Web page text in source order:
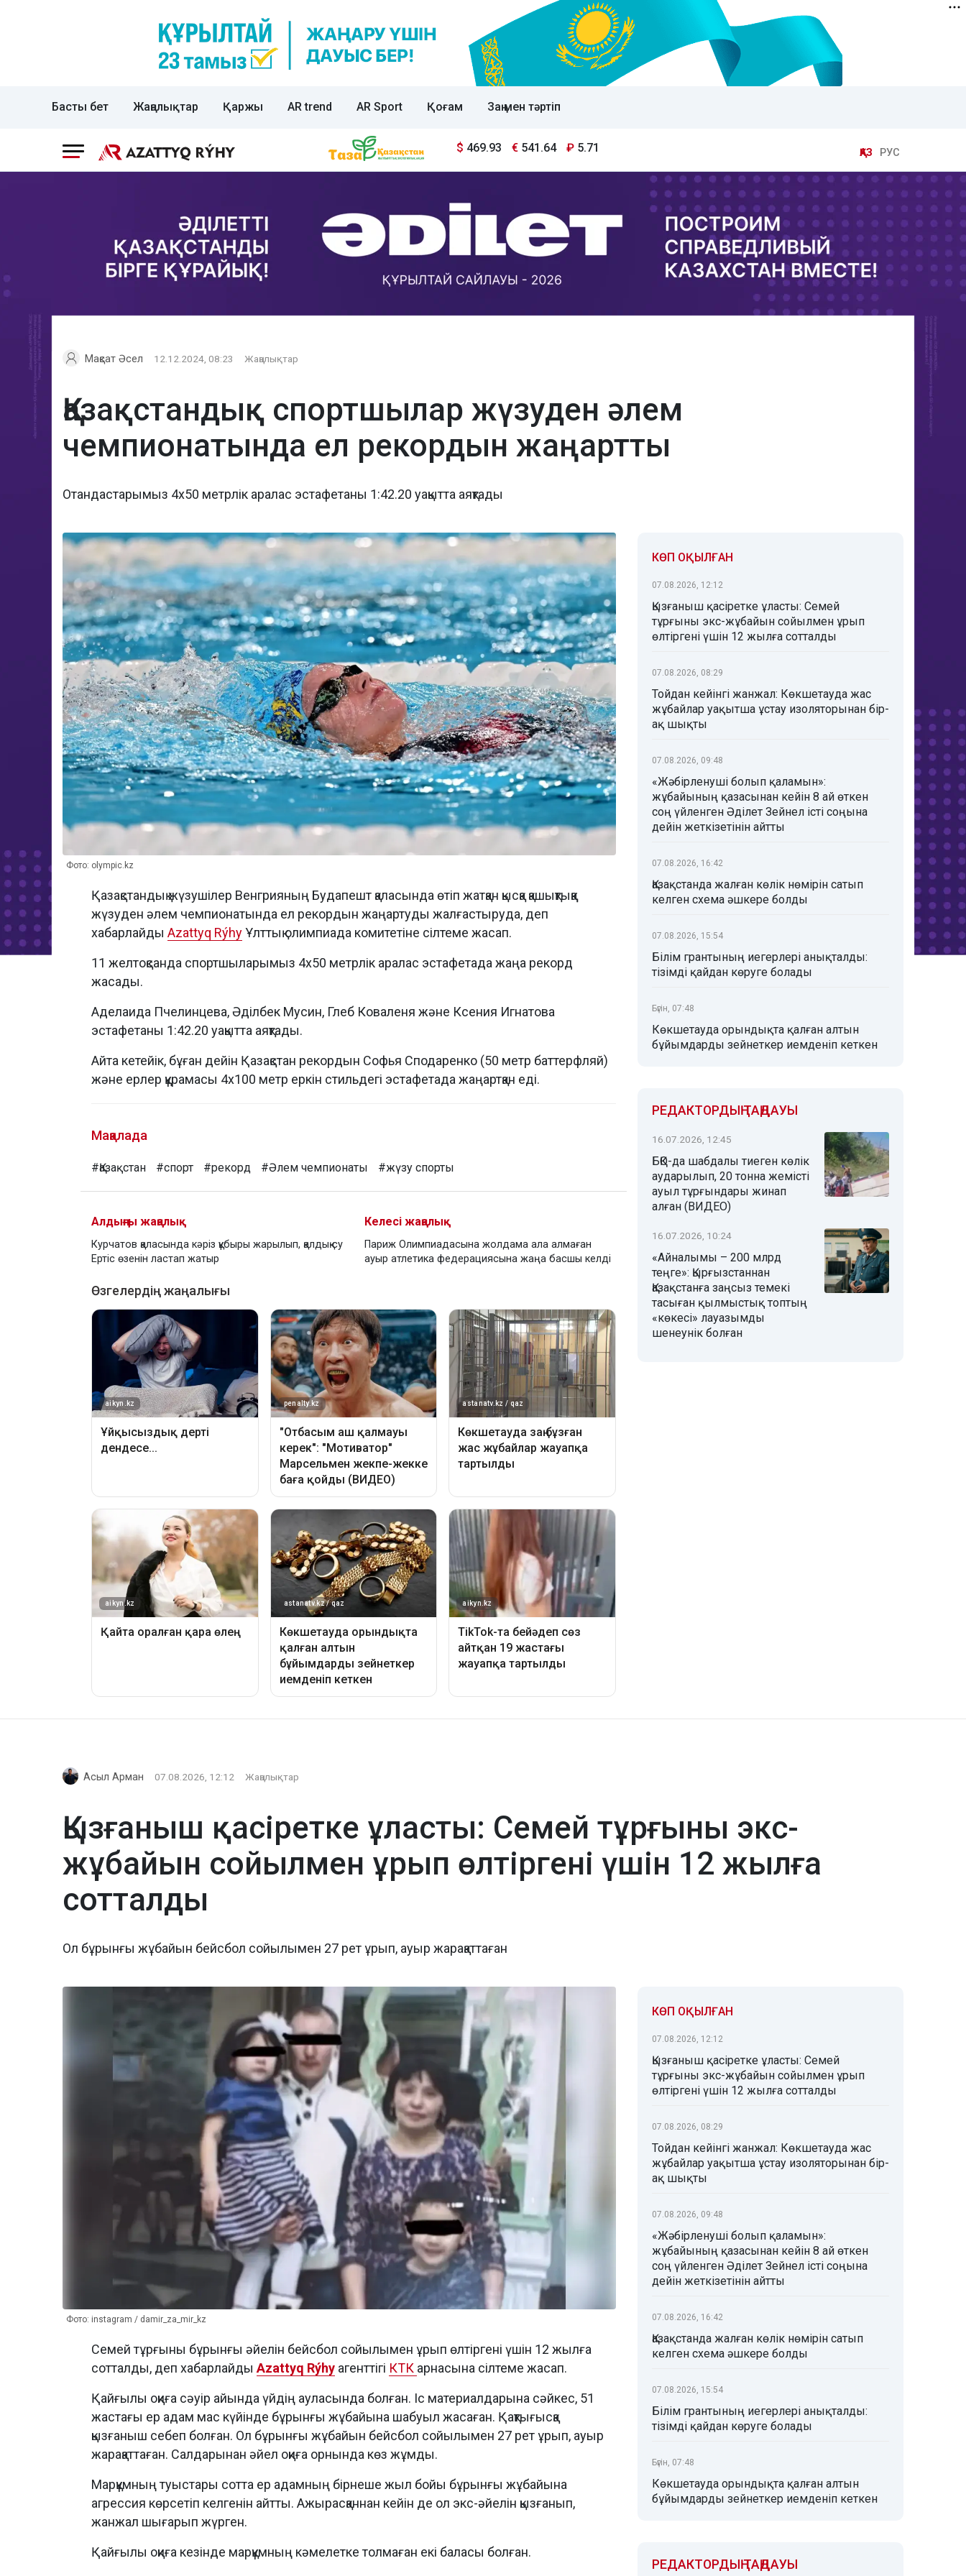
Басты бет Жаңалықтар Қаржы AR trend AR Sport Қоғам Заң мен тәртіп
$ 469.93 € 541.64 ₽ 5.71 ҚАЗ РУС
Мақсат Әсел 12.12.2024, 08:23 Жаңалықтар
Қазақстандық спортшылар жүзуден әлем
чемпионатында ел рекордын жаңартты
Отандастарымыз 4х50 метрлік аралас эстафетаны 1:42.20 уақытта аяқтады
Фото: olympic.kz
Қазақстандық жүзушілер Венгрияның Будапешт қаласында өтіп жатқан қысқа қашықтыққа
жүзуден әлем чемпионатында ел рекордын жаңартуды жалғастыруда, деп
хабарлайды Azattyq RýhyҰлттық олимпиада комитетіне сілтеме жасап.
11 желтоқсанда спортшыларымыз 4х50 метрлік аралас эстафетада жаңа рекорд
жасады.
Аделаида Пчелинцева, Әділбек Мусин, Глеб Коваленя және Ксения Игнатова
эстафетаны 1:42.20 уақытта аяқтады.
Айта кетейік, бұған дейін Қазақстан рекордын Софья Сподаренко (50 метр баттерфляй)
және ерлер құрамасы 4х100 метр еркін стильдегі эстафетада жаңартқан еді.
Мақалада
#Қазақстан #спорт #рекорд #Әлем чемпионаты #жүзу спорты
Алдыңғы жаңалық
Курчатов қаласында кәріз құбыры жарылып, қалдық су
Ертіс өзенін ластап жатыр
Келесі жаңалық
Париж Олимпиадасына жолдама ала алмаған
ауыр атлетика федерациясына жаңа басшы келді
КӨП ОҚЫЛҒАН
07.08.2026, 12:12
Қызғаныш қасіретке ұласты: Семей
тұрғыны экс-жұбайын сойылмен ұрып
өлтіргені үшін 12 жылға сотталды
07.08.2026, 08:29
Тойдан кейінгі жанжал: Көкшетауда жас
жұбайлар уақытша ұстау изоляторынан бір-
ақ шықты
07.08.2026, 09:48
«Жәбірленуші болып қаламын»:
жұбайының қазасынан кейін 8 ай өткен
соң үйленген Әділет Зейнел істі соңына
дейін жеткізетінін айтты
07.08.2026, 16:42
Қазақстанда жалған көлік нөмірін сатып
келген схема әшкере болды
07.08.2026, 15:54
Білім грантының иегерлері анықталды:
тізімді қайдан көруге болады
Бүгін, 07:48
Көкшетауда орындықта қалған алтын
бұйымдарды зейнеткер иемденіп кеткен
РЕДАКТОРДЫҢ ТАҢДАУЫ
16.07.2026, 12:45
БҚО-да шабдалы тиеген көлік
аударылып, 20 тонна жемісті
ауыл тұрғындары жинап
алған (ВИДЕО)
16.07.2026, 10:24
«Айналымы – 200 млрд
теңге»: Қырғызстаннан
Қазақстанға заңсыз темекі
тасыған қылмыстық топтың
«көкесі» лауазымды
шенеунік болған
Асыл Арман 07.08.2026, 12:12 Жаңалықтар
Қызғаныш қасіретке ұласты: Семей тұрғыны экс-
жұбайын сойылмен ұрып өлтіргені үшін 12 жылға
сотталды
Ол бұрынғы жұбайын бейсбол сойылымен 27 рет ұрып, ауыр жарақаттаған
Фото: instagram / damir_za_mir_kz
Семей тұрғыны бұрынғы әйелін бейсбол сойылымен ұрып өлтіргені үшін 12 жылға
сотталды, деп хабарлайдыAzattyq Rýhy агенттігі КТК арнасына сілтеме жасап.
Қайғылы оқиға сәуір айында үйдің ауласында болған. Іс материалдарына сәйкес, 51
жастағы ер адам мас күйінде бұрынғы жұбайына шабуыл жасаған. Қақтығысқа
қызғаныш себеп болған. Ол бұрынғы жұбайын бейсбол сойылымен 27 рет ұрып, ауыр
жарақаттаған. Салдарынан әйел оқиға орнында көз жұмды.
Марқұмның туыстары сотта ер адамның бірнеше жыл бойы бұрынғы жұбайына
агрессия көрсетіп келгенін айтты. Ажырасқаннан кейін де ол экс-әйелін қызғанып,
жанжал шығарып жүрген.
Қайғылы оқиға кезінде марқұмның кәмелетке толмаған екі баласы болған.
КӨП ОҚЫЛҒАН
07.08.2026, 12:12
Қызғаныш қасіретке ұласты: Семей
тұрғыны экс-жұбайын сойылмен ұрып
өлтіргені үшін 12 жылға сотталды
07.08.2026, 08:29
Тойдан кейінгі жанжал: Көкшетауда жас
жұбайлар уақытша ұстау изоляторынан бір-
ақ шықты
07.08.2026, 09:48
«Жәбірленуші болып қаламын»:
жұбайының қазасынан кейін 8 ай өткен
соң үйленген Әділет Зейнел істі соңына
дейін жеткізетінін айтты
07.08.2026, 16:42
Қазақстанда жалған көлік нөмірін сатып
келген схема әшкере болды
07.08.2026, 15:54
Білім грантының иегерлері анықталды:
тізімді қайдан көруге болады
Бүгін, 07:48
Көкшетауда орындықта қалған алтын
бұйымдарды зейнеткер иемденіп кеткен
РЕДАКТОРДЫҢ ТАҢДАУЫ